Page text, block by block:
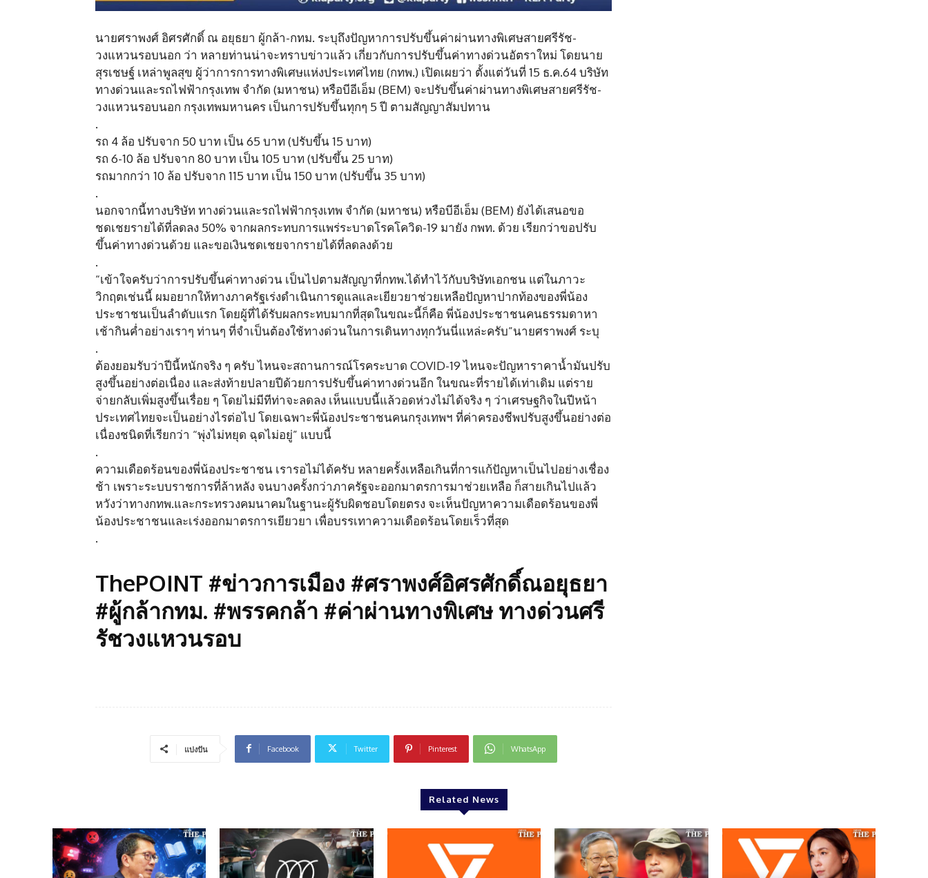
นายศราพงศ์ อิศรศักดิ์ ณ อยุธยา ผู้กล้า-กทม. ระบุถึงปัญหาการปรับขึ้นค่าผ่านทางพิเศษสายศรีรัช-
วงแหวนรอบนอก ว่า หลายท่านน่าจะทราบข่าวแล้ว เกี่ยวกับการปรับขึ้นค่าทางด่วนอัตราใหม่ โดยนาย
สุรเชษฐ์ เหล่าพูลสุข ผู้ว่าการการทางพิเศษแห่งประเทศไทย (กทพ.) เปิดเผยว่า ตั้งแต่วันที่ 15 ธ.ค.64 บริษัท
ทางด่วนและรถไฟฟ้ากรุงเทพ จำกัด (มหาชน) หรือบีอีเอ็ม (BEM) จะปรับขึ้นค่าผ่านทางพิเศษสายศรีรัช-
วงแหวนรอบนอก กรุงเทพมหานคร เป็นการปรับขึ้นทุกๆ 5 ปี ตามสัญญาสัมปทาน
.
รถ 4 ล้อ ปรับจาก 50 บาท เป็น 65 บาท (ปรับขึ้น 15 บาท)
รถ 6-10 ล้อ ปรับจาก 80 บาท เป็น 105 บาท (ปรับขึ้น 25 บาท)
รถมากกว่า 10 ล้อ ปรับจาก 115 บาท เป็น 150 บาท (ปรับขึ้น 35 บาท)
.
นอกจากนี้ทางบริษัท ทางด่วนและรถไฟฟ้ากรุงเทพ จำกัด (มหาชน) หรือบีอีเอ็ม (BEM) ยังได้เสนอขอ
ชดเชยรายได้ที่ลดลง 50% จากผลกระทบการแพร่ระบาดโรคโควิด-19 มายัง กพท. ด้วย เรียกว่าขอปรับ
ขึ้นค่าทางด่วนด้วย และขอเงินชดเชยจากรายได้ที่ลดลงด้วย
.
“เข้าใจครับว่าการปรับขึ้นค่าทางด่วน เป็นไปตามสัญญาที่กทพ.ได้ทำไว้กับบริษัทเอกชน แต่ในภาวะ
วิกฤตเช่นนี้ ผมอยากให้ทางภาครัฐเร่งดำเนินการดูแลและเยียวยาช่วยเหลือปัญหาปากท้องของพี่น้อง
ประชาชนเป็นลำดับแรก โดยผู้ที่ได้รับผลกระทบมากที่สุดในขณะนี้ก็คือ พี่น้องประชาชนคนธรรมดาหา
เช้ากินค่ำอย่างเราๆ ท่านๆ ที่จำเป็นต้องใช้ทางด่วนในการเดินทางทุกวันนี่แหล่ะครับ”นายศราพงศ์ ระบุ
.
ต้องยอมรับว่าปีนี้หนักจริง ๆ ครับ ไหนจะสถานการณ์โรคระบาด COVID-19 ไหนจะปัญหาราคาน้ำมันปรับ
สูงขึ้นอย่างต่อเนื่อง และส่งท้ายปลายปีด้วยการปรับขึ้นค่าทางด่วนอีก ในขณะที่รายได้เท่าเดิม แต่ราย
จ่ายกลับเพิ่มสูงขึ้นเรื่อย ๆ โดยไม่มีทีท่าจะลดลง เห็นแบบนี้แล้วอดห่วงไม่ได้จริง ๆ ว่าเศรษฐกิจในปีหน้า
ประเทศไทยจะเป็นอย่างไรต่อไป โดยเฉพาะพี่น้องประชาชนคนกรุงเทพฯ ที่ค่าครองชีพปรับสูงขึ้นอย่างต่อ
เนื่องชนิดที่เรียกว่า “พุ่งไม่หยุด ฉุดไม่อยู่” แบบนี้
.
ความเดือดร้อนของพี่น้องประชาชน เรารอไม่ได้ครับ หลายครั้งเหลือเกินที่การแก้ปัญหาเป็นไปอย่างเชื่อง
ช้า เพราะระบบราชการที่ล้าหลัง จนบางครั้งกว่าภาครัฐจะออกมาตรการมาช่วยเหลือ ก็สายเกินไปแล้ว
หวังว่าทางกทพ.และกระทรวงคมนาคมในฐานะผู้รับผิดชอบโดยตรง จะเห็นปัญหาความเดือดร้อนของพี่
น้องประชาชนและเร่งออกมาตรการเยียวยา เพื่อบรรเทาความเดือดร้อนโดยเร็วที่สุด
.
ThePOINT #ข่าวการเมือง #ศราพงศ์อิศรศักดิ์ณอยุธยา
#ผู้กล้ากทม. #พรรคกล้า #ค่าผ่านทางพิเศษ ทางด่วนศรี
รัชวงแหวนรอบ
แบ่งปัน Facebook Twitter Pinterest WhatsApp
Related News